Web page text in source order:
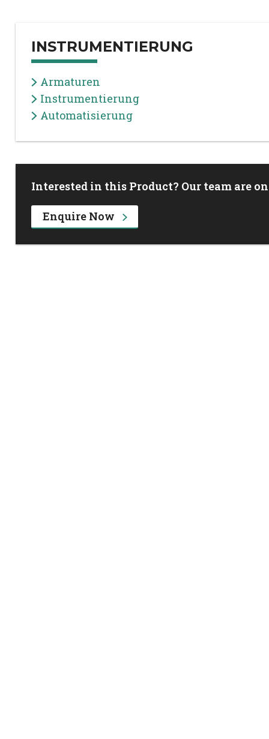
INSTRUMENTIERUNG
Armaturen
Instrumentierung
Automatisierung
Interested in this Product? Our team are
Enquire Now